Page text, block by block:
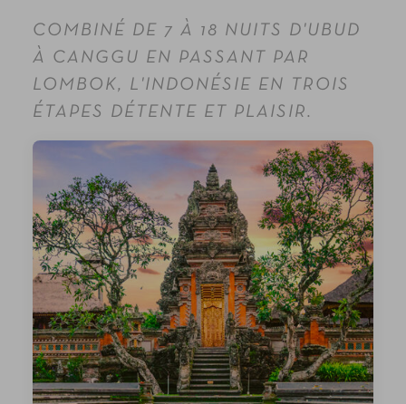
COMBINÉ DE 7 À 18 NUITS D'UBUD
À CANGGU EN PASSANT PAR
LOMBOK, L'INDONÉSIE EN TROIS
ÉTAPES DÉTENTE ET PLAISIR.